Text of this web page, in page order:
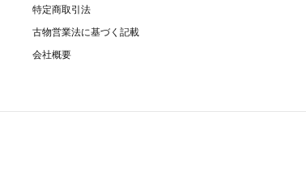
特定商取引法
古物営業法に基づく記載
会社概要